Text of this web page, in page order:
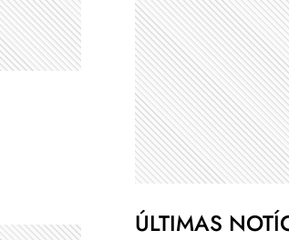
ÚLTIMAS